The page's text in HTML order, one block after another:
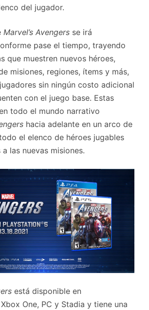
del jugador.
Marvel’s Avengers se irá
pase el tiempo, trayendo
que muestren nuevos héroes,
misiones, regiones, ítems y más,
sin ningún costo adicional
con el juego base. Estas
todo el mundo narrativo
hacia adelante en un arco de
el elenco de héroes jugables
las nuevas misiones.
está disponible en
One, PC y Stadia y tiene una